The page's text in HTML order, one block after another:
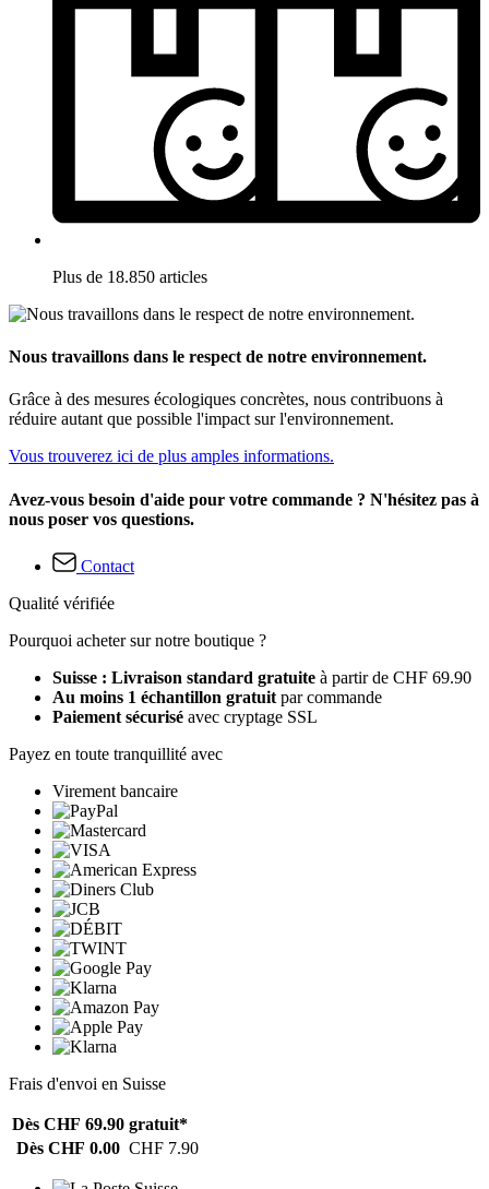
Plus de 18.850 articles
Nous travaillons dans le respect de notre environnement.
Grâce à des mesures écologiques concrètes, nous contribuons à
réduire autant que possible l'impact sur l'environnement.
Vous trouverez ici de plus amples informations.
Avez-vous besoin d'aide pour votre commande ? N'hésitez pas à
nous poser vos questions.
Contact
Qualité vérifiée
Pourquoi acheter sur notre boutique ?
Suisse : Livraison standard gratuite à partir de CHF 69.90
Au moins 1 échantillon gratuit par commande
Paiement sécurisé avec cryptage SSL
Payez en toute tranquillité avec
Virement bancaire
Frais d'envoi en Suisse
Dès CHF 69.90 gratuit*
Dès CHF 0.00 CHF 7.90